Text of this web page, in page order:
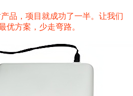
品，项目就成功了一半。让我们
优方案，少走弯路。